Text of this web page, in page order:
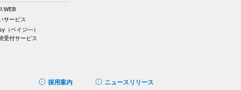
WEB
サービス
（ペイジ―）
受付サービス
採用案内
ニュースリリース